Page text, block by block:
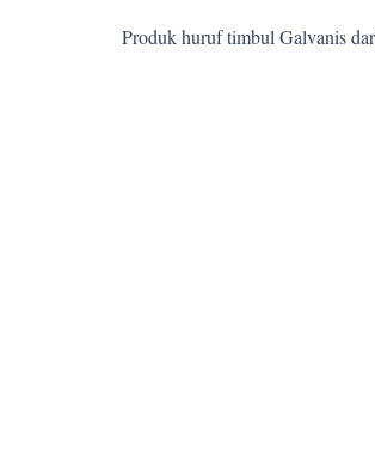
Produk huruf timbul Galvanis